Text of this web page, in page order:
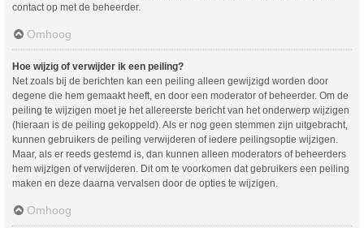
contact op met de beheerder.
Omhoog
Hoe wijzig of verwijder ik een peiling?
Net zoals bij de berichten kan een peiling alleen gewijzigd worden door
degene die hem gemaakt heeft, en door een moderator of beheerder. Om de
peiling te wijzigen moet je het allereerste bericht van het onderwerp wijzigen
(hieraan is de peiling gekoppeld). Als er nog geen stemmen zijn uitgebracht,
kunnen gebruikers de peiling verwijderen of iedere peilingsoptie wijzigen.
Maar, als er reeds gestemd is, dan kunnen alleen moderators of beheerders
hem wijzigen of verwijderen. Dit om te voorkomen dat gebruikers een peiling
maken en deze daarna vervalsen door de opties te wijzigen.
Omhoog